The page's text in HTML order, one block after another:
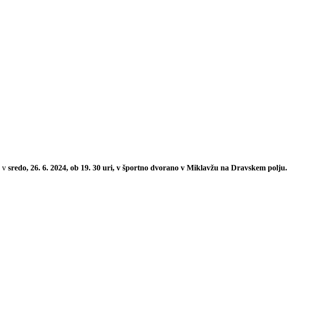
v sredo, 26. 6. 2024, ob 19. 30 uri, v športno dvorano v Miklavžu na Dravskem polju.